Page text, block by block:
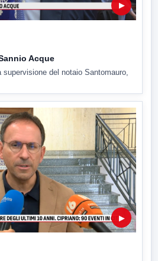
▶
Acque
del notaio Santomauro,
▶